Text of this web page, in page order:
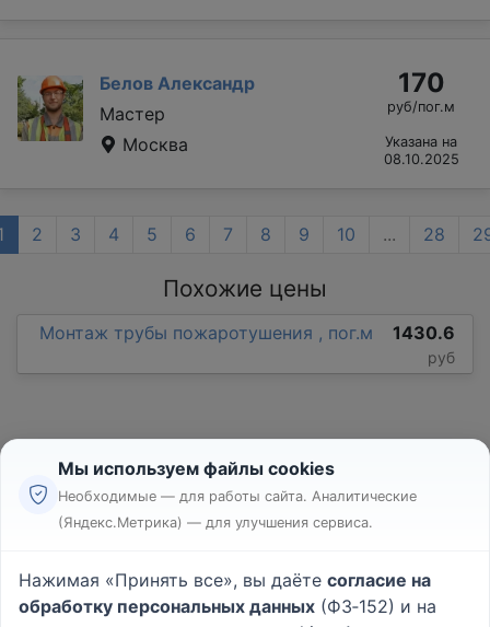
Белов Александр
Мастер
Москва
170
руб/пог.м
Указана на
08.10.2025
2 3 4 5 6 7 8 9 10 ... 28
Похожие цены
Монтаж трубы пожаротушения , пог.м 1430.6
руб
Реклама
Пользовательское соглашение
Политика конфиденциальности
Мы используем файлы cookies
Необходимые — для работы сайта. Аналитические
(Яндекс.Метрика) — для улучшения сервиса.
Нажимая «Принять все», вы даёте согласие на
обработку персональных данных (ФЗ‑152) и на